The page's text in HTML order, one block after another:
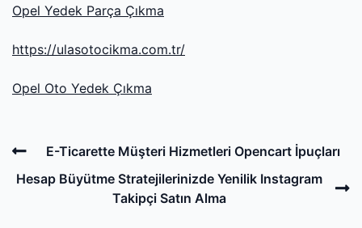
Opel Yedek Parça Çıkma
https://ulasotocikma.com.tr/
Opel Oto Yedek Çıkma
Post
navigation
Previous
Post
E-Ticarette Müşteri Hizmetleri Opencart İpuçları
Hesap Büyütme Stratejilerinizde Yenilik Instagram
Takipçi Satın Alma